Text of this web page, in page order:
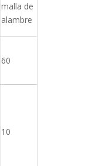
malla de
alambre
60
10